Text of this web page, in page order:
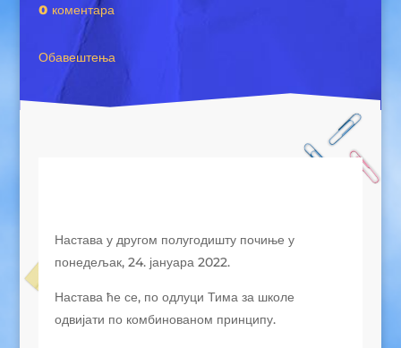
0 коментара
Обавештења
Настава у другом полугодишту почиње у
понедељак, 24. јануара 2022.
Настава ће се, по одлуци Тима за школе
одвијати по комбинованом принципу.